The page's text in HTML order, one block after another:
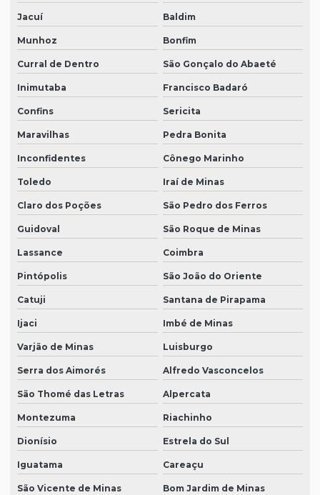
Jacuí Baldim
Munhoz Bonfim
Curral de Dentro São Gonçalo do Abaeté
Inimutaba Francisco Badaró
Confins Sericita
Maravilhas Pedra Bonita
Inconfidentes Cônego Marinho
Toledo Iraí de Minas
Claro dos Poções São Pedro dos Ferros
Guidoval São Roque de Minas
Lassance Coimbra
Pintópolis São João do Oriente
Catuji Santana de Pirapama
Ijaci Imbé de Minas
Varjão de Minas Luisburgo
Serra dos Aimorés Alfredo Vasconcelos
São Thomé das Letras Alpercata
Montezuma Riachinho
Dionísio Estrela do Sul
Iguatama Careaçu
São Vicente de Minas Bom Jardim de Minas